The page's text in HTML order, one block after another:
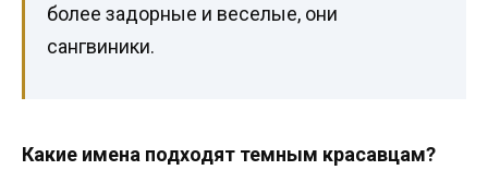
более задорные и веселые, они
сангвиники.
Какие имена подходят темным красавцам?